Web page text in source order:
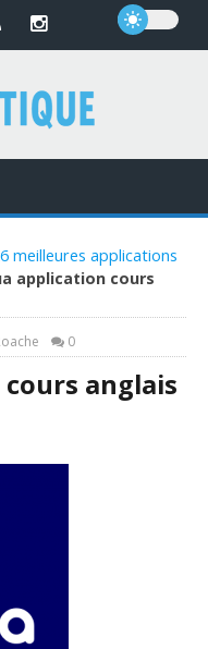
meilleures applications
application cours
0
anglais